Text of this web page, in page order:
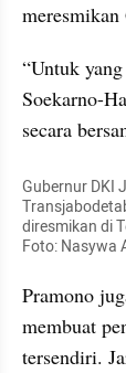
“Untuk
Soekarno-
secara
Gubernur DKI
diresmikan di
Foto: Nasywa
Pramono
membuat
tersendiri.